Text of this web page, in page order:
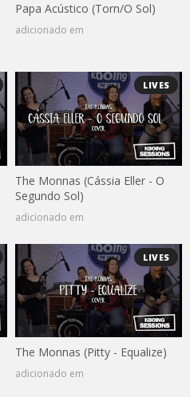
Papa Acústico (Torn/O Sol)
adicionado em
LIVES
The Monnas (Cássia Eller - O
Segundo Sol)
adicionado em
LIVES
The Monnas (Pitty - Equalize)
adicionado em